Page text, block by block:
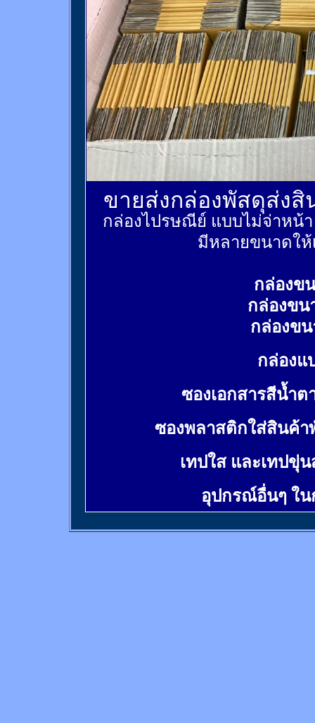
ขายส่งกล่องพัสดุส่ง
กล่องไปรษณีย์ แบบไม่จ่าหน้
มีหลายขนาดให้
กล่องข
กล่องขน
กล่องข
กล่องแ
ซองเอกสารสีน้ำต
ซองพลาสติกใส่สินค้า
เทปใส และเทปขุ่
อุปกรณ์อื่นๆ ใ